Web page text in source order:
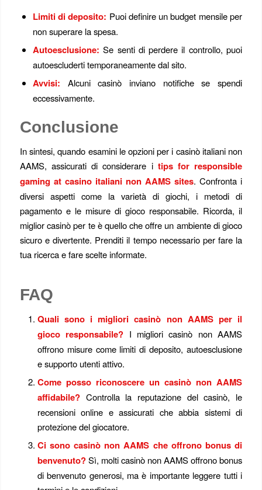
Limiti di deposito: Puoi definire un budget mensile per
non superare la spesa.
Autoesclusione: Se senti di perdere il controllo, puoi
autoescluderti temporaneamente dal sito.
Avvisi: Alcuni casinò inviano notifiche se spendi
eccessivamente.
Conclusione
In sintesi, quando esamini le opzioni per i casinò italiani non
AAMS, assicurati di considerare i tips for responsible
gaming at casino italiani non AAMS sites. Confronta i
diversi aspetti come la varietà di giochi, i metodi di
pagamento e le misure di gioco responsabile. Ricorda, il
miglior casinò per te è quello che offre un ambiente di gioco
sicuro e divertente. Prenditi il tempo necessario per fare la
tua ricerca e fare scelte informate.
FAQ
Quali sono i migliori casinò non AAMS per il
gioco responsabile? I migliori casinò non AAMS
offrono misure come limiti di deposito, autoesclusione
e supporto utenti attivo.
Come posso riconoscere un casinò non AAMS
affidabile?Controlla la reputazione del casinò, le
recensioni online e assicurati che abbia sistemi di
protezione del giocatore.
Ci sono casinò non AAMS che offrono bonus di
benvenuto?Sì, molti casinò non AAMS offrono bonus
di benvenuto generosi, ma è importante leggere tutti i